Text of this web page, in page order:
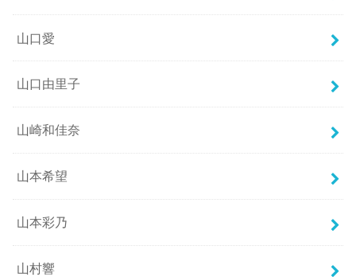
山口愛
山口由里子
山崎和佳奈
山本希望
山本彩乃
山村響